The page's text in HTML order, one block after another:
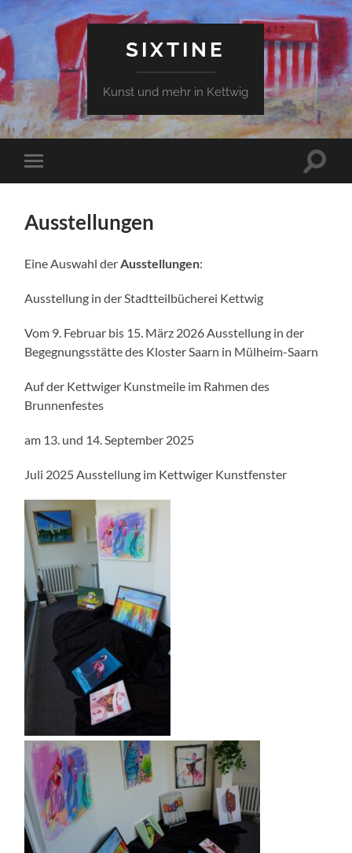
SIXTINE
Kunst und mehr in Kettwig
Mobile-
Menü
Ausstellungen
Eine Auswahl der Ausstellungen:
Ausstellung in der Stadtteilbücherei Kettwig
Vom 9. Februar bis 15. März 2026 Ausstellung in der
Begegnungsstätte des Kloster Saarn in Mülheim-Saarn
Auf der Kettwiger Kunstmeile im Rahmen des
Brunnenfestes
am 13. und 14. September 2025
Juli 2025 Ausstellung im Kettwiger Kunstfenster